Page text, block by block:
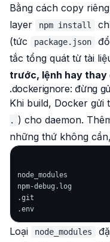
Bằng cách copy riêng
layer
npm install
(tức
package.json
tắc tổng quát từ tài
trước, lệnh hay thay
.dockerignore: đừng
Khi build, Docker gửi
. ) cho daemon.
những thứ không
node_modules
npm-debug.log
.git
Loại node_modules